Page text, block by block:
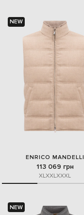
NEW
ENRICO MANDELLI
113 069 грн
XLXXLXXXL
NEW